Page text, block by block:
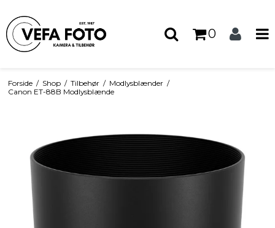
0
Forside / Shop / Tilbehør / Modlysblænder /
Canon ET-88B Modlysblænde